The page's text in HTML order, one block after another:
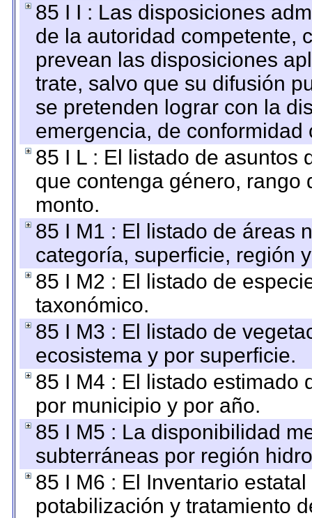
85 I I : Las disposiciones
de la autoridad competente,
prevean las disposiciones
trate, salvo que su difusión
se pretenden lograr con la
emergencia, de
85 I L : El listado de asuntos
que contenga género, rango
monto.
85 I M1 : El listado de áreas
categoría, superficie, región
85 I M2 : El listado de
taxonómico.
85 I M3 : El listado de
ecosistema y por superficie.
85 I M4 : El listado estimado
por municipio y por año.
85 I M5 : La disponibilidad
subterráneas por región
85 I M6 : El Inventario
potabilización y tratamiento